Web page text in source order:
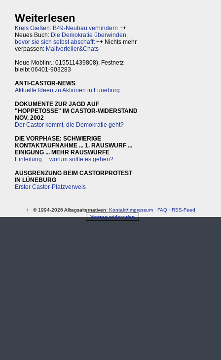
Weiterlesen
Kreis Gießen: B49-Neubau verhindern ++
Neues Buch: Die Demokratie überwinden,
bevor sie sich selbst abschafft++ Nichts mehr
verpassen: Mailverteiler&Chats
Neue Mobilnr.: 015511439808), Festnetz
bleibt 06401-903283
ANTI-CASTOR-NEWS
Aktuelle Ideen zu Aktionen in Lüneburg
DOKUMENTE ZUR JAGD AUF
"HOPPETOSSE" IM CASTOR-WIDERSTAND
NOV. 2002
Der Castor kommt, die Demokratie geht?
DIE VORPHASE: SCHWIERIGE
KONTAKTAUFNAHME ... 1. RAUSWURF ...
EINIGUNG ... MEHR RAUSWÜRFE
Einleitung ... worum sollte es gehen?
AUSGRENZUNG BEIM CASTORPROTEST
IN LÜNEBURG
Erster Castor-Platzverweis
↑ · © 1994-2026 Alltagsalternativen· Kontakt/Impressum· FAQ· RSS-Feed
Vertrag widerrufen